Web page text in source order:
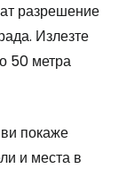
разрешение
Излезте
50 метра
покаже
и места в